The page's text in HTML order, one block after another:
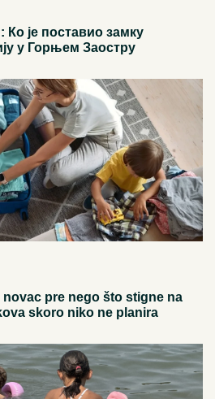
је поставио замку
у Горњем Заостру
pre nego što stigne na
skoro niko ne planira